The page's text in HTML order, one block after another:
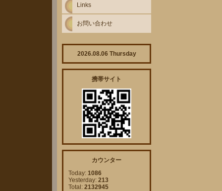
Links
お問い合わせ
2026.08.06 Thursday
携帯サイト
カウンター
Today: 1086
Yesterday: 213
Total: 2132945